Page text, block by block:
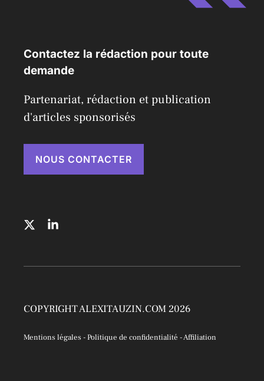
Contactez la rédaction pour toute
demande
Partenariat, rédaction et publication
d'articles sponsorisés
NOUS CONTACTER
COPYRIGHT ALEXITAUZIN.COM 2026
Mentions légales -Politique de confidentialité -Affiliation